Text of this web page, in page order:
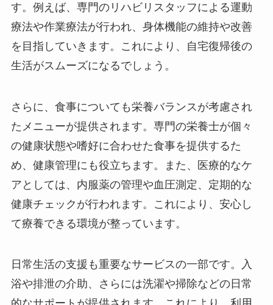
す。例えば、専門のリハビリスタッフによる運動
療法や作業療法が行われ、身体機能の維持や改善
を目指していきます。これにより、自宅復帰後の
生活がスムーズになるでしょう。
さらに、食事についても栄養バランスが考慮され
たメニューが提供されます。専門の栄養士が個々
の健康状態や嗜好に合わせた食事を提供するた
め、健康管理にも役立ちます。また、医療的なケ
アとしては、内服薬の管理や血圧測定、定期的な
健康チェックが行われます。これにより、安心し
て療養できる環境が整っています。
日常生活の支援も重要なサービスの一部です。入
浴や排泄の介助、さらには洗濯や掃除などの日常